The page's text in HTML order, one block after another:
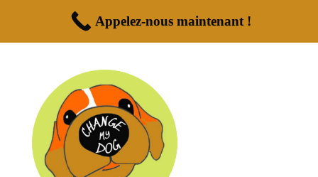
Appelez-nous maintenant !